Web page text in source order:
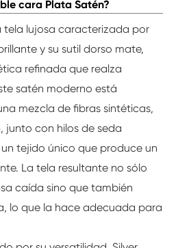
cara Plata Satén?
tela lujosa caracterizada por
y su sutil dorso mate,
refinada que realza
satén moderno está
mezcla de fibras sintéticas,
junto con hilos de seda
tejido único que produce un
La tela resultante no sólo
caída sino que también
lo que la hace adecuada para